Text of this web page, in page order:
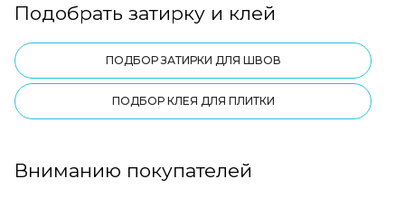
Подобрать затирку и клей
ПОДБОР ЗАТИРКИ ДЛЯ ШВОВ
ПОДБОР КЛЕЯ ДЛЯ ПЛИТКИ
Вниманию покупателей